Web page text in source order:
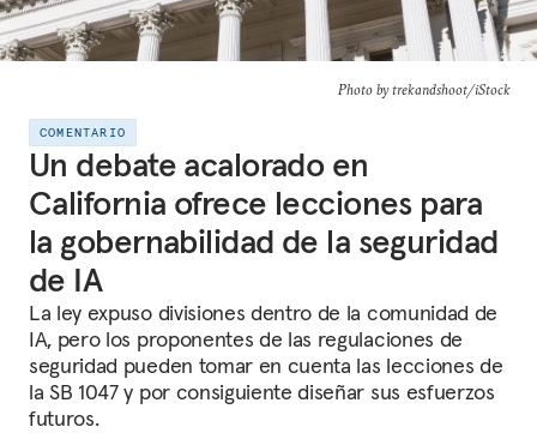
Photo by trekandshoot/iStock
COMENTARIO
Un debate acalorado en
California ofrece lecciones para
la gobernabilidad de la seguridad
de IA
La ley expuso divisiones dentro de la comunidad de
IA, pero los proponentes de las regulaciones de
seguridad pueden tomar en cuenta las lecciones de
la SB 1047 y por consiguiente diseñar sus esfuerzos
futuros.